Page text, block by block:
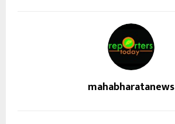
mahabharatanews